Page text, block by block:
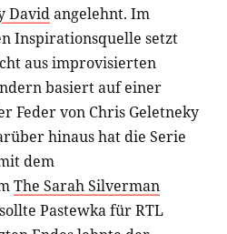
Davidangelehnt. Im
Inspirationsquelle setzt
aus improvisierten
basiert auf einer
Feder von Chris Geletneky
hinaus hat die Serie
dem
The Sarah Silverman
Pastewka für RTL